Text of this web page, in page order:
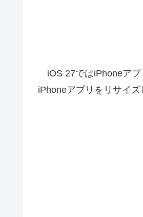
iOS 27ではiPhoneアプ
iPhoneアプリをリサイ